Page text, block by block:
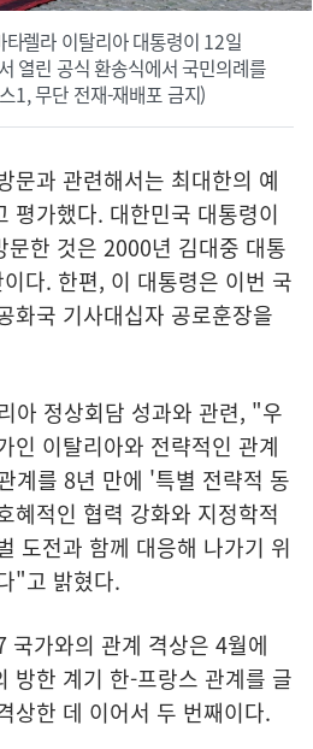
렐라 이탈리아 대통령이 12일
열린 공식 환송식에서 국민의례를
무단 전재-재배포 금지)
문과 관련해서는 최대한의 예
평가했다. 대한민국 대통령이
문한 것은 2000년 김대중 대통
다. 한편, 이 대통령은 이번 국
화국 기사대십자 공로훈장을
아 정상회담 성과와 관련, "우
인 이탈리아와 전략적인 관계
계를 8년 만에 '특별 전략적 동
혜적인 협력 강화와 지정학적
도전과 함께 대응해 나가기 위
"고 밝혔다.
국가와의 관계 격상은 4월에
방한 계기 한-프랑스 관계를 글
상한 데 이어서 두 번째이다.